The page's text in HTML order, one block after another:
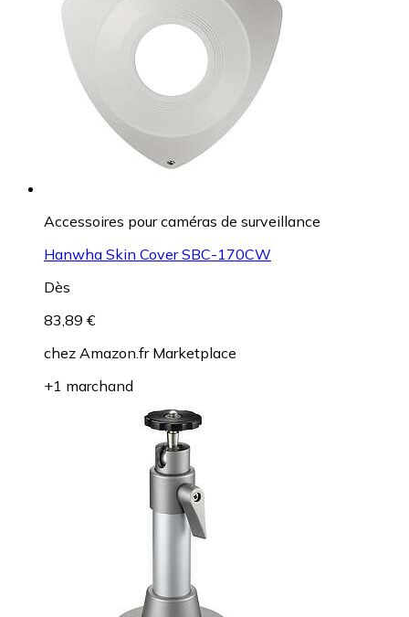
Accessoires pour caméras de surveillance
Hanwha Skin Cover SBC-170CW
Dès
83,89 €
chez Amazon.fr Marketplace
+1 marchand